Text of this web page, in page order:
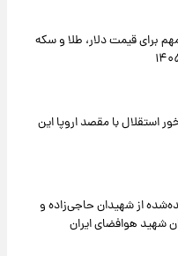
برای قیمت دلار، طلا و سکه
استقلال با مقصد اروپا این
از شهیدان حاجی‌زاده و
شهید هوافضای ایران